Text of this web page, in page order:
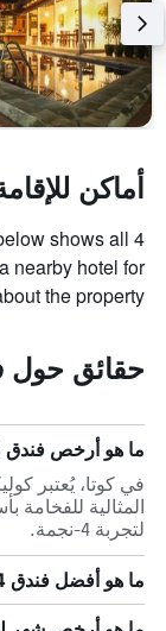
أماكن
nearby hotel for
the property.
حقائق حول فنادق 4-
ما هو أرخص فندق 4-نجمة في كوتا؟
في كوتا، يُعتبر
لتجربة 4-نجمة.
ما هو أفضل فندق 4-نجمة في كوتا؟